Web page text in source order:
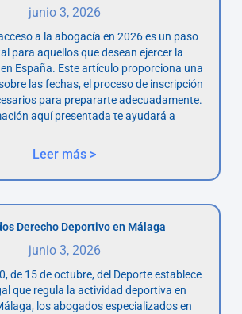
junio 3, 2026
a la abogacía en 2026 es un paso
para aquellos que desean ejercer la
España. Este artículo proporciona una
las fechas, el proceso de inscripción
para prepararte adecuadamente.
aquí presentada te ayudará a
Leer más >
Derecho Deportivo en Málaga
junio 3, 2026
de 15 de octubre, del Deporte establece
que regula la actividad deportiva en
los abogados especializados en